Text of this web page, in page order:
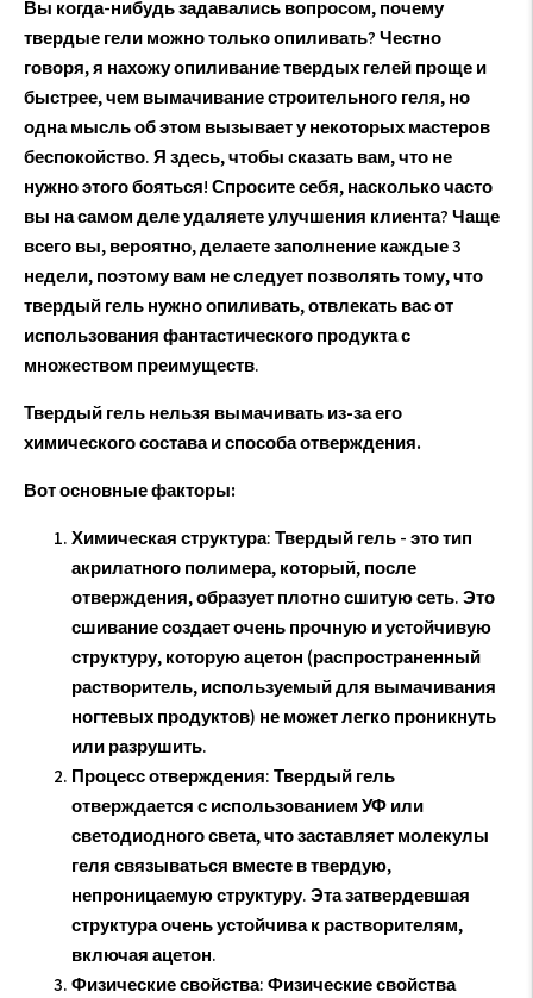
Вы когда-нибудь задавались вопросом, почему
твердые гели можно только опиливать? Честно
говоря, я нахожу опиливание твердых гелей проще и
быстрее, чем вымачивание строительного геля, но
одна мысль об этом вызывает у некоторых мастеров
беспокойство. Я здесь, чтобы сказать вам, что не
нужно этого бояться! Спросите себя, насколько часто
вы на самом деле удаляете улучшения клиента? Чаще
всего вы, вероятно, делаете заполнение каждые 3
недели, поэтому вам не следует позволять тому, что
твердый гель нужно опиливать, отвлекать вас от
использования фантастического продукта с
множеством преимуществ.
Твердый гель нельзя вымачивать из-за его
химического состава и способа отверждения.
Вот основные факторы:
Химическая структура: Твердый гель - это тип
акрилатного полимера, который, после
отверждения, образует плотно сшитую сеть. Это
сшивание создает очень прочную и устойчивую
структуру, которую ацетон (распространенный
растворитель, используемый для вымачивания
ногтевых продуктов) не может легко проникнуть
или разрушить.
Процесс отверждения: Твердый гель
отверждается с использованием УФ или
светодиодного света, что заставляет молекулы
геля связываться вместе в твердую,
непроницаемую структуру. Эта затвердевшая
структура очень устойчива к растворителям,
включая ацетон.
Физические свойства: Физические свойства